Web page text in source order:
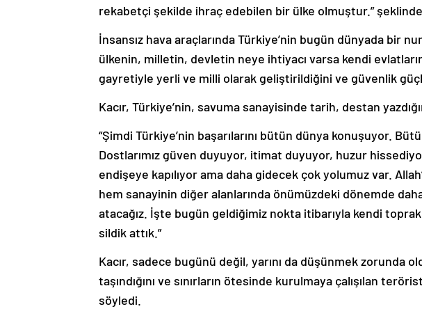
rekabetçi şekilde ihraç edebilen bir ülke olmuştur.”
İnsansız hava araçlarında Türkiye’nin bugün dünyada bir
ülkenin, milletin, devletin neye ihtiyacı varsa kendi
gayretiyle yerli ve milli olarak geliştirildiğini ve güvenlik
Kacır, Türkiye’nin, savuma sanayisinde tarih, destan
“Şimdi Türkiye’nin başarılarını bütün dünya konuşuyor.
Dostlarımız güven duyuyor, itimat duyuyor, huzur hissediyor.
endişeye kapılıyor ama daha gidecek çok yolumuz var.
hem sanayinin diğer alanlarında önümüzdeki dönemde
atacağız. İşte bugün geldiğimiz nokta itibarıyla kendi
sildik attık.”
Kacır, sadece bugünü değil, yarını da düşünmek zorunda
taşındığını ve sınırların ötesinde kurulmaya çalışılan
söyledi.